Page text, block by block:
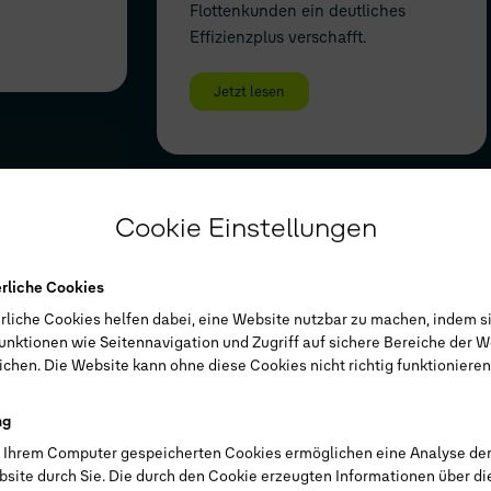
Cookie Einstellungen
Cookies
Cookies helfen dabei, eine Website nutzbar zu machen, indem
wie Seitennavigation und Zugriff auf sichere Bereiche der
Die Website kann ohne diese Cookies nicht richtig
Ihrem Computer gespeicherten Cookies ermöglichen eine Analyse
durch Sie. Die durch den Cookie erzeugten Informationen über
2024
&
Flottenkunden ein deutliches
Effizienzplus verschafft.
Jetzt lesen